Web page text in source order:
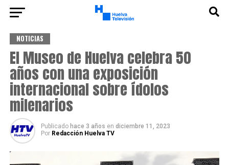
NOTICIAS
El Museo de Huelva celebra 50
años con una exposición
internacional sobre ídolos
milenarios
Publicado hace 3 años en diciembre 11, 2023
Por Redacción Huelva TV